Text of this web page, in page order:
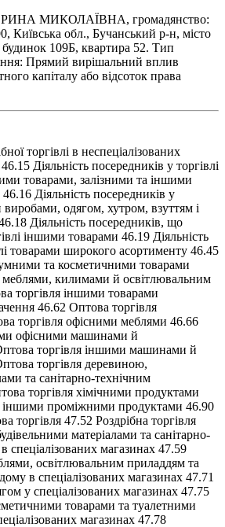
МИКОЛАЇВНА, громадянство:
Київська обл., Бучанський р-н, місто
будинок 109Б, квартира 52. Тип
Прямий вирішальний вплив
капіталу або відсоток права
торгівлі в неспеціалізованих
Діяльність посередників у торгівлі
товарами, залізними та іншими
Діяльність посередників у
виробами, одягом, хутром, взуттям і
Діяльність посередників, що
іншими товарами 46.19 Діяльність
товарами широкого асортименту 46.45
та косметичними товарами
меблями, килимами й освітлювальним
торгівля іншими товарами
46.62 Оптова торгівля
торгівля офісними меблями 46.66
офісними машинами й
торгівля іншими машинами й
торгівля деревиною,
та санітарно-технічним
торгівля хімічними продуктами
іншими проміжними продуктами 46.90
торгівля 47.52 Роздрібна торгівля
матеріалами та санітарно-
спеціалізованих магазинах 47.59
освітлювальним приладдям та
в спеціалізованих магазинах 47.71
у спеціалізованих магазинах 47.75
товарами та туалетними
магазинах 47.78